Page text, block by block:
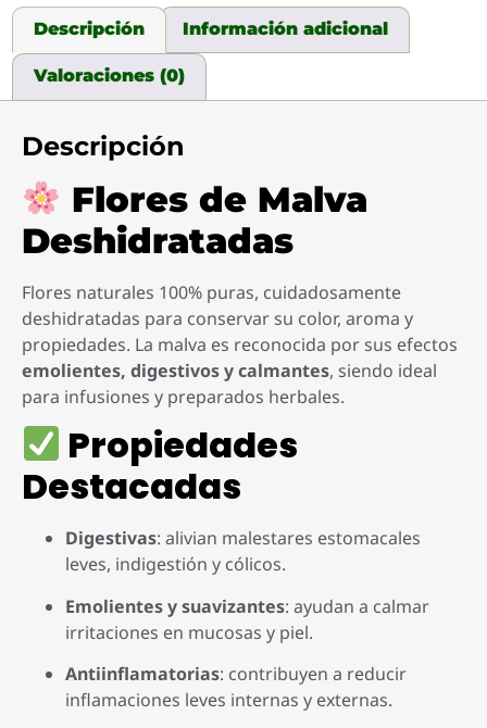
Descripción Información adicional
Valoraciones (0)
Descripción
Flores de Malva
Deshidratadas
Flores naturales 100% puras, cuidadosamente
deshidratadas para conservar su color, aroma y
propiedades. La malva es reconocida por sus efectos
emolientes, digestivos y calmantes, siendo ideal
para infusiones y preparados herbales.
Propiedades
Destacadas
Digestivas: alivian malestares estomacales
leves, indigestión y cólicos.
Emolientes y suavizantes: ayudan a calmar
irritaciones en mucosas y piel.
Antiinflamatorias: contribuyen a reducir
inflamaciones leves internas y externas.